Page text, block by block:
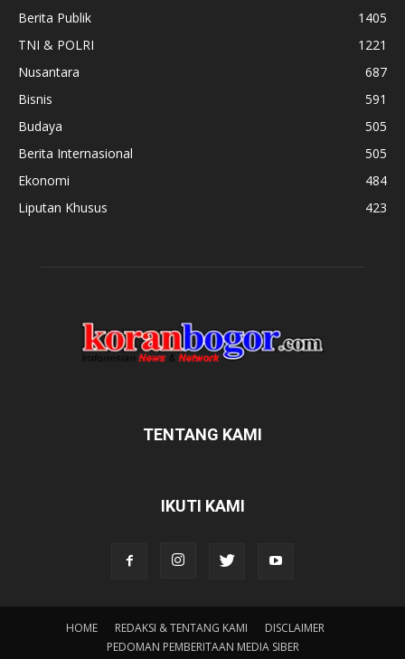
Berita Publik
1405
TNI & POLRI
1221
Nusantara
687
Bisnis
591
Budaya
505
Berita Internasional
505
Ekonomi
484
Liputan Khusus
423
TENTANG KAMI
IKUTI KAMI
HOME REDAKSI & TENTANG KAMI
DISCLAIMER
PEDOMAN PEMBERITAAN MEDIA SIBER